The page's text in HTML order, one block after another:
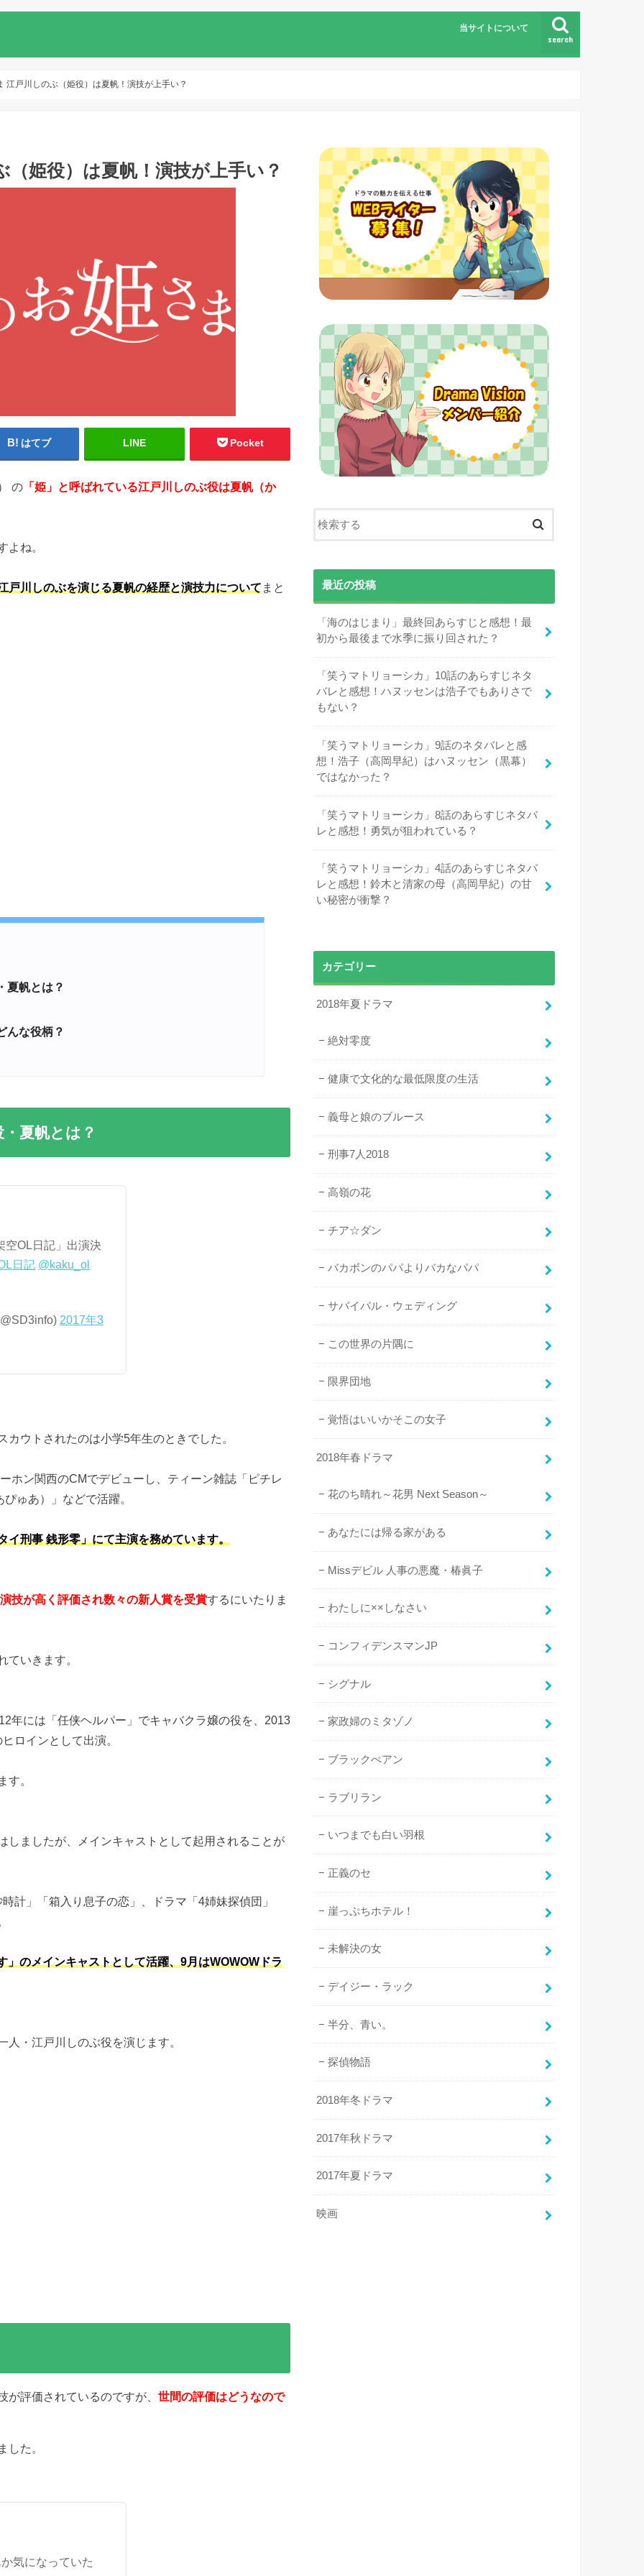
search
当サイトについて
江戸川しのぶ（姫役）は夏帆！演技が上手い？
姫役）は夏帆！演技が上手い？
はてブ LINE Pocket
の 「姫」と呼ばれている江戸川しのぶ役は夏帆（か
よね。
戸川しのぶを演じる夏帆の経歴と演技力について まと
夏帆とは？
んな役柄？
夏帆とは？
空OL日記」出演決
日記 @kaku_ol
2017年3
ウトされたのは小学5年生のときでした。
ホン関西のCMでデビューし、ティーン雑誌「ピチレ
ゅあ）」などで活躍。
刑事 銭形零」にて主演を務めています。
技が高く評価され数々の新人賞を受賞するにいたりま
ていきます。
年には「任侠ヘルパー」でキャバクラ嬢の役を、2013
ロインとして出演。
す。
しましたが、メインキャストとして起用されることが
計」「箱入り息子の恋」、ドラマ「4姉妹探偵団」
のメインキャストとして活躍、9月はWOWOWドラ
・江戸川しのぶ役を演じます。
評価されているのですが、 世間の評価はどうなので
した。
気になっていた
最近の投稿
「海のはじまり」最終回あらすじと感想！最
初から最後まで水季に振り回された？
「笑うマトリョーシカ」10話のあらすじネタ
バレと感想！ハヌッセンは浩子でもありさで
もない？
「笑うマトリョーシカ」9話のネタバレと感
想！浩子（高岡早紀）はハヌッセン（黒幕）
ではなかった？
「笑うマトリョーシカ」8話のあらすじネタバ
レと感想！勇気が狙われている？
「笑うマトリョーシカ」4話のあらすじネタバ
レと感想！鈴木と清家の母（高岡早紀）の甘
い秘密が衝撃？
カテゴリー
2018年夏ドラマ
絶対零度
健康で文化的な最低限度の生活
義母と娘のブルース
刑事7人2018
高嶺の花
チア☆ダン
バカボンのパパよりバカなパパ
サバイバル・ウェディング
この世界の片隅に
限界団地
覚悟はいいかそこの女子
2018年春ドラマ
花のち晴れ～花男 Next Season～
あなたには帰る家がある
Missデビル 人事の悪魔・椿眞子
わたしに××しなさい
コンフィデンスマンJP
シグナル
家政婦のミタゾノ
ブラックぺアン
ラブリラン
いつまでも白い羽根
正義のセ
崖っぷちホテル！
未解決の女
デイジー・ラック
半分、青い。
探偵物語
2018年冬ドラマ
2017年秋ドラマ
2017年夏ドラマ
映画